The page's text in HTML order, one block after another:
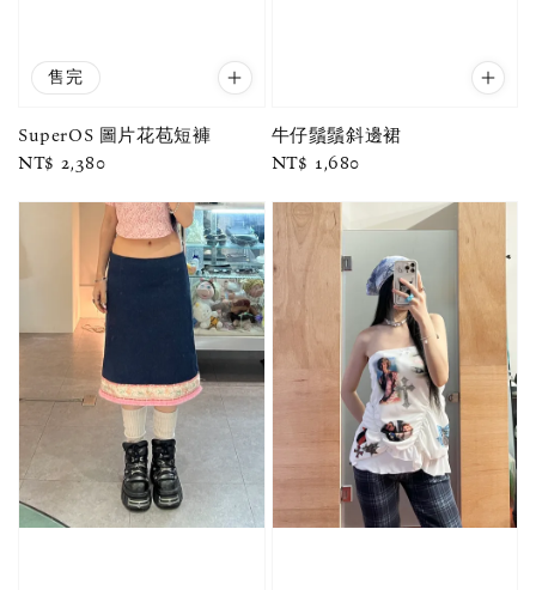
售完
SuperOS 圖片花苞短褲
Regular
NT$ 2,380
牛仔鬚鬚斜邊裙
Regular
NT$ 1,680